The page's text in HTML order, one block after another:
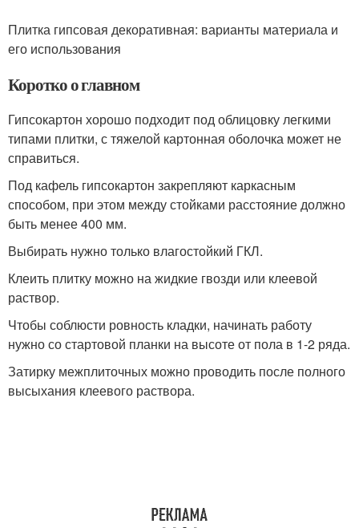
Плитка гипсовая декоративная: варианты материала и
его использования
Коротко о главном
Гипсокартон хорошо подходит под облицовку легкими
типами плитки, с тяжелой картонная оболочка может не
справиться.
Под кафель гипсокартон закрепляют каркасным
способом, при этом между стойками расстояние должно
быть менее 400 мм.
Выбирать нужно только влагостойкий ГКЛ.
Клеить плитку можно на жидкие гвозди или клеевой
раствор.
Чтобы соблюсти ровность кладки, начинать работу
нужно со стартовой планки на высоте от пола в 1-2 ряда.
Затирку межплиточных можно проводить после полного
высыхания клеевого раствора.